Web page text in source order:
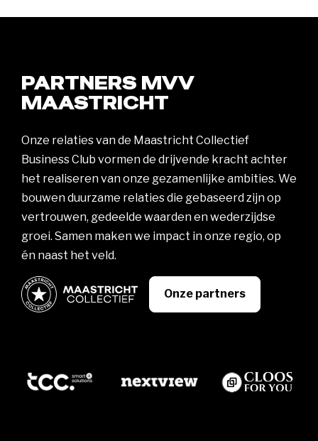
PARTNERS MVV
MAASTRICHT
Onze relaties van de Maastricht Collectief
Business Club vormen de drijvende kracht achter
het realiseren van onze gezamenlijke ambities. We
bouwen duurzame relaties die gebaseerd zijn op
vertrouwen, gedeelde waarden en wederzijdse
groei. Samen maken we impact in onze regio, op
én naast het veld.
Onze partners